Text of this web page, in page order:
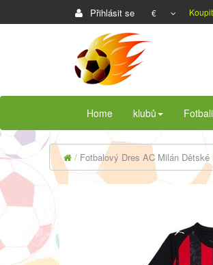
Přihlásit se €
Home klubů
Fotbalový Dres AC Milán